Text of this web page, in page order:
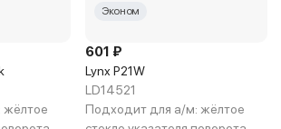
жёлтое
Эконом
601 ₽
Lynx P21W
LD14521
Подходит для а/м: жёлтое